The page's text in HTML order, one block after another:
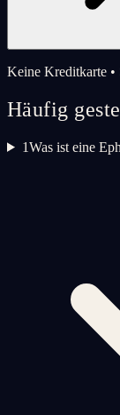
Keine Kreditkarte •
Häufig
1Was ist eine